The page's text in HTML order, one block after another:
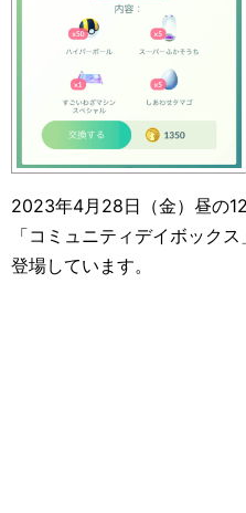
2023年4月28日（金）昼の
「コミュニティデイボック
登場しています。